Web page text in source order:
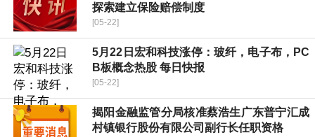
探索建立保险赔偿制度
[05-22]
5月22日宏和科技涨停：玻纤，电子布，PC
B板概念热股 每日快报
[05-22]
揭阳金融监管分局核准蔡浩生广东普宁汇成
村镇银行股份有限公司副行长任职资格